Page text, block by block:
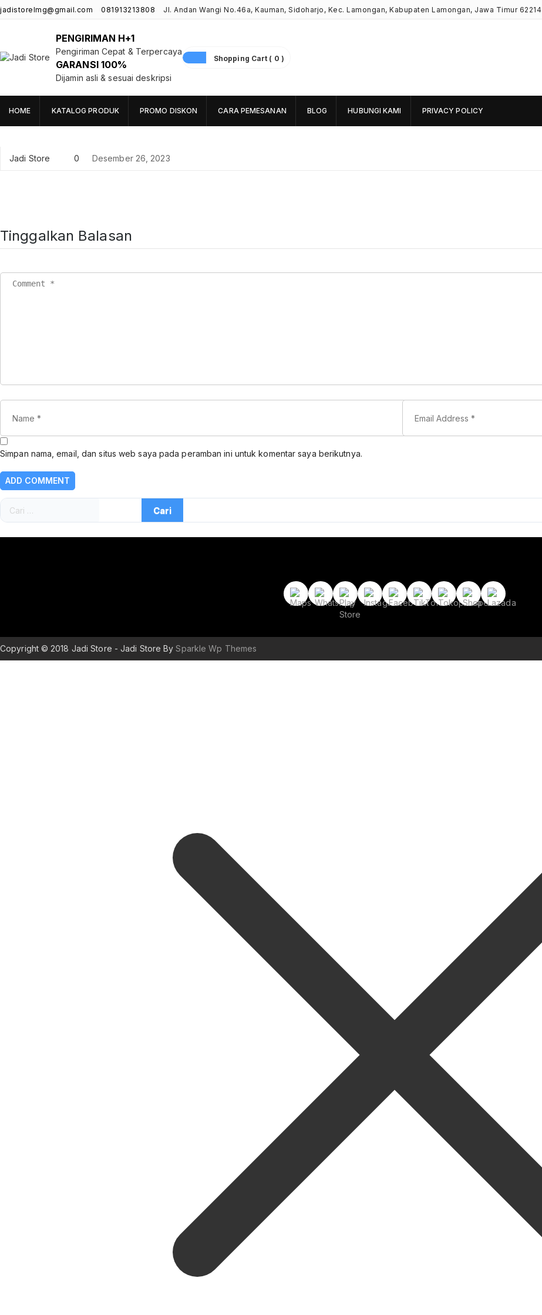
jadistorelmg@gmail.com 081913213808 Jl. Andan Wangi No.46a, Kauman, Sidoharjo, Kec. Lamongan, Kabupaten Lamongan, Jawa Timur 62214
Jadi Store
Pusat Aksesoris HP, Komputer & Produk Unik di Lamongan
PENGIRIMAN H+1
Pengiriman Cepat & Terpercaya
GARANSI 100%
Dijamin asli & sesuai deskripsi
Shopping Cart ( 0 )
HOME KATALOG PRODUK PROMO DISKON CARA PEMESANAN BLOG HUBUNGI KAMI PRIVACY POLICY
Jadi Store 0 Desember 26, 2023
Tinggalkan Balasan
Simpan nama, email, dan situs web saya pada peramban ini untuk komentar saya berikutnya.
untuk:
Copyright © 2018 Jadi Store - Jadi Store BySparkle Wp Themes